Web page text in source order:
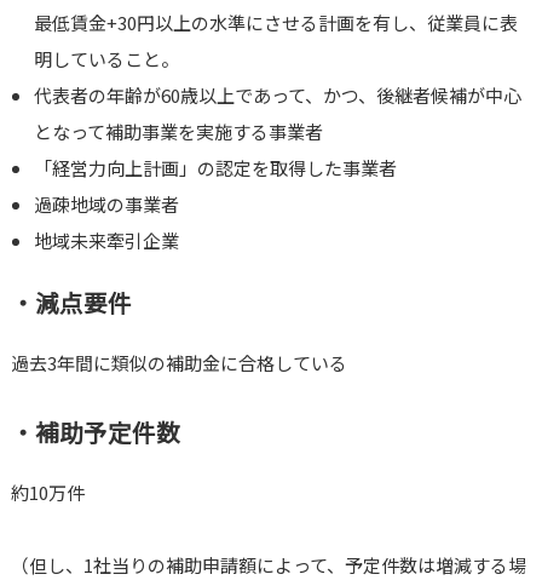
最低賃金+30円以上の水準にさせる計画を有し、従業員に表
明していること。
代表者の年齢が60歳以上であって、かつ、後継者候補が中心
となって補助事業を実施する事業者
「経営力向上計画」の認定を取得した事業者
過疎地域の事業者
地域未来牽引企業
・減点要件
過去3年間に類似の補助金に合格している
・補助予定件数
約10万件
（但し、1社当りの補助申請額によって、予定件数は増減する場